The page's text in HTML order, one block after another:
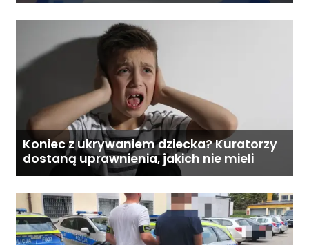
Koniec z ukrywaniem dziecka? Kuratorzy
dostaną uprawnienia, jakich nie mieli